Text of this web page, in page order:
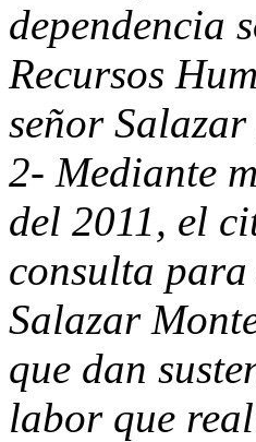
dependencia
Recursos
señor
2- Mediante
del 2011, el
consulta
Salazar
que dan
labor que